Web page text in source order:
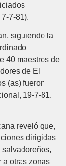
7-81).
siguiendo la
40 maestros de
de El
(as) fueron
19-7-81.
reveló que,
dirigidas
a otras zonas